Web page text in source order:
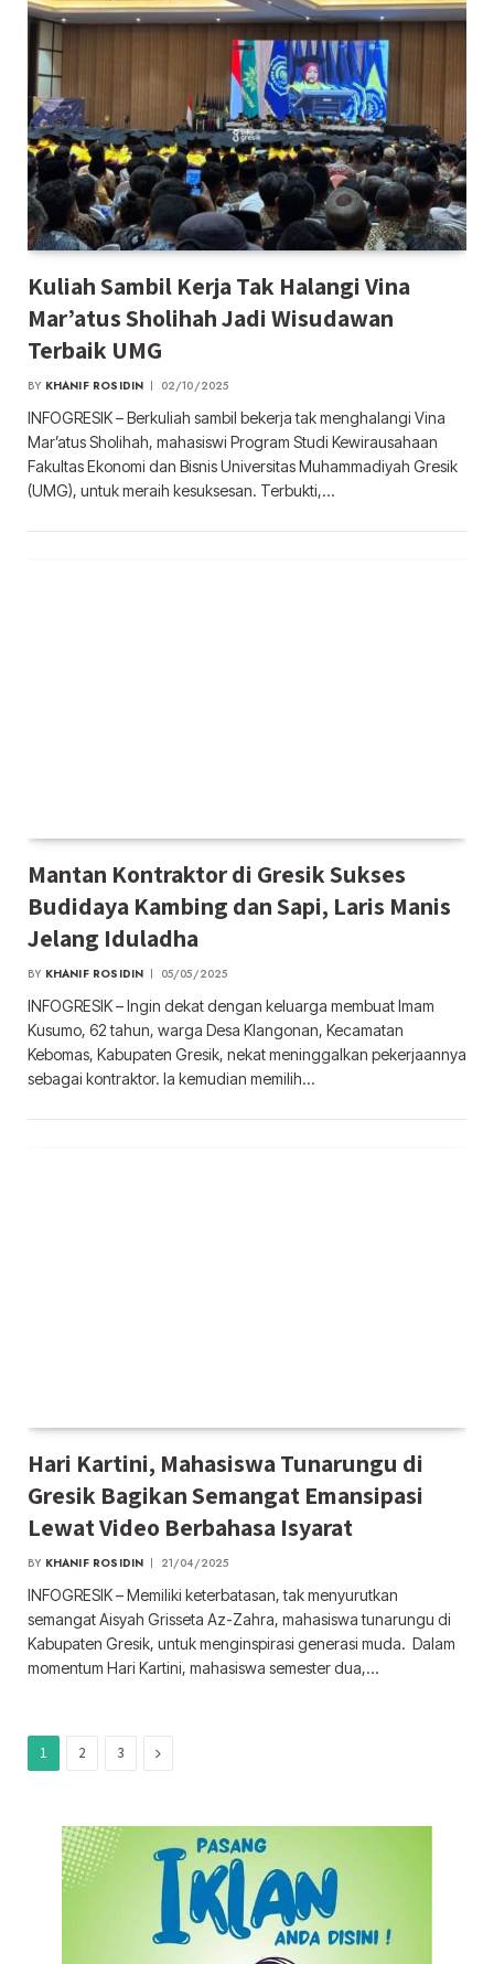
Kuliah Sambil Kerja Tak Halangi Vina
Mar’atus Sholihah Jadi Wisudawan
Terbaik UMG
BY KHANIF ROSIDIN 02/10/2025
INFOGRESIK – Berkuliah sambil bekerja tak menghalangi Vina
Mar’atus Sholihah, mahasiswi Program Studi Kewirausahaan
Fakultas Ekonomi dan Bisnis Universitas Muhammadiyah Gresik
(UMG), untuk meraih kesuksesan. Terbukti,…
Mantan Kontraktor di Gresik Sukses
Budidaya Kambing dan Sapi, Laris Manis
Jelang Iduladha
BY KHANIF ROSIDIN 05/05/2025
INFOGRESIK – Ingin dekat dengan keluarga membuat Imam
Kusumo, 62 tahun, warga Desa Klangonan, Kecamatan
Kebomas, Kabupaten Gresik, nekat meninggalkan pekerjaannya
sebagai kontraktor. Ia kemudian memilih…
Hari Kartini, Mahasiswa Tunarungu di
Gresik Bagikan Semangat Emansipasi
Lewat Video Berbahasa Isyarat
BY KHANIF ROSIDIN 21/04/2025
INFOGRESIK – Memiliki keterbatasan, tak menyurutkan
semangat Aisyah Grisseta Az-Zahra, mahasiswa tunarungu di
Kabupaten Gresik, untuk menginspirasi generasi muda. Dalam
momentum Hari Kartini, mahasiswa semester dua,…
1 2 3 Next